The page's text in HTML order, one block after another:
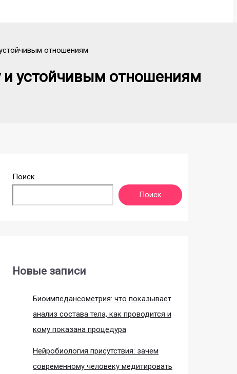
отношениям
и устойчивым отношениям
Поиск
Поиск
Новые записи
Биоимпедансометрия: что показывает
анализ состава тела, как проводится и
кому показана процедура
Нейробиология присутствия: зачем
современному человеку медитировать